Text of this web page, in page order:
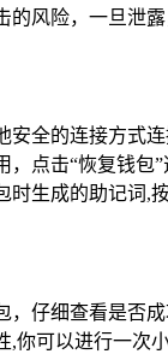
风险，一旦泄露
全的连接方式
，点击“恢复钱包
生成的助记词,
，仔细查看是否
,你可以进行一次